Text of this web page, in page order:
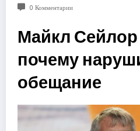
0 Комментарии
Майкл Сейлор
почему
обещание